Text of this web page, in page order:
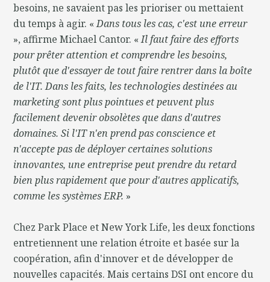
besoins, ne savaient pas les prioriser ou mettaient
du temps à agir. «Dans tous les cas, c'est une erreur
», affirme Michael Cantor. «Il faut faire des efforts
pour prêter attention et comprendre les besoins,
plutôt que d'essayer de tout faire rentrer dans la boîte
de l'IT. Dans les faits, les technologies destinées au
marketing sont plus pointues et peuvent plus
facilement devenir obsolètes que dans d'autres
domaines. Si l'IT n'en prend pas conscience et
n'accepte pas de déployer certaines solutions
innovantes, une entreprise peut prendre du retard
bien plus rapidement que pour d'autres applicatifs,
comme les systèmes ERP. »
Chez Park Place et New York Life, les deux fonctions
entretiennent une relation étroite et basée sur la
coopération, afin d'innover et de développer de
nouvelles capacités. Mais certains DSI ont encore du